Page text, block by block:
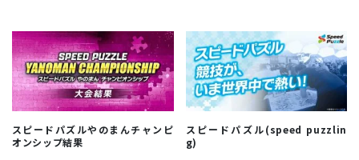
スピードパズルやのまんチャンピ
オンシップ結果
スピードパズル(speed puzzlin
g)